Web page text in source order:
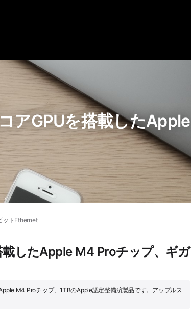
アGPUを搭載したApple
ットEthernet
したApple M4 Proチップ、ギガ
M4 Proチップ、1TBのApple認定整備済製品です。アップルス